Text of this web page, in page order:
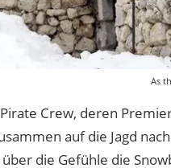
As
Crew, deren
auf die Jagd
die Gefühle die